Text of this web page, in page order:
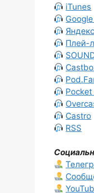
iTunes
Плей-
Castro
RSS